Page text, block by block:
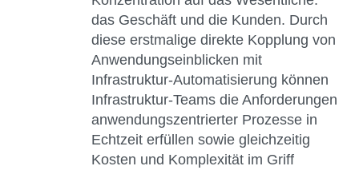
das Geschäft und die Kunden. Durch
diese erstmalige direkte Kopplung von
Anwendungseinblicken mit
Infrastruktur-Automatisierung können
Infrastruktur-Teams die Anforderungen
anwendungszentrierter Prozesse in
Echtzeit erfüllen sowie gleichzeitig
Kosten und Komplexität im Griff